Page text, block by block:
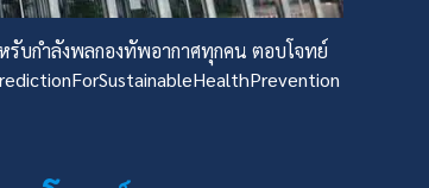
บกำลังพลกองทัพอากาศทุกคน ตอบโจทย์